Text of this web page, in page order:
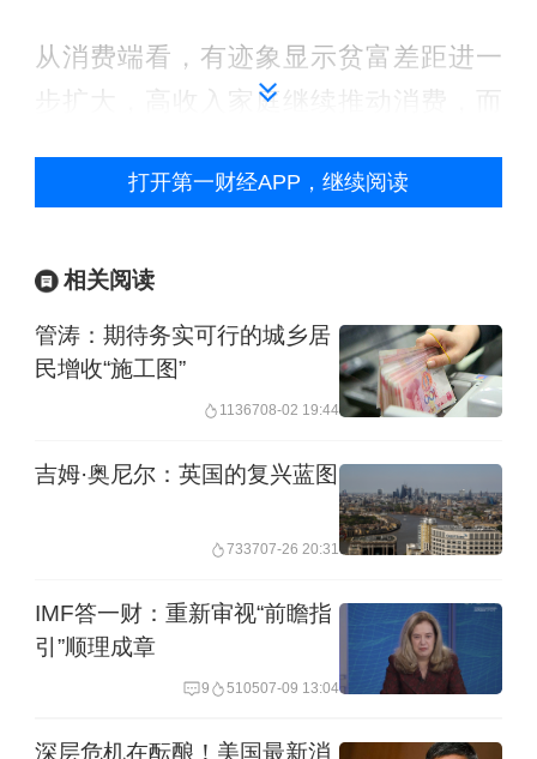
从消费端看，有迹象显示贫富差距进一
步扩大，高收入家庭继续推动消费，而
究所在一份报告中表示：“该行银行卡数
服务支出有所放缓，而保险、租金和公
用事业等必需品的更多通胀驱动支出继
续上升。”
季度消费者支出将大幅放缓。占经济三
分之二以上的消费者支出在去年四季度
预估大多低于0.5%。
作为重要前瞻指标，亚特兰大联储周三
更新的数据显示，预计今年一季度美国
打开第一财经APP，继续阅读
相关阅读
管涛：期待务实可行的城乡居
民增收“施工图”
1136708-02 19:44
吉姆·奥尼尔：英国的复兴蓝图
733707-26 20:31
IMF答一财：重新审视“前瞻指
引”顺理成章
9 510507-09 13:04
深层危机在酝酿！美国最新消